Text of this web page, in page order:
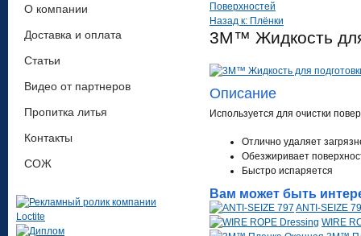
О компании
Доставка и оплата
Статьи
Видео от партнеров
Пропитка литья
Контакты
СОЖ
Поверхностей
Назад к: Плёнки
3M™ Жидкость
Описание
Используется для очистки
Отлично удаляет
Обезжиривает
Быстро испаряется
Вам может быть
ANTI-SEIZE
WIRE